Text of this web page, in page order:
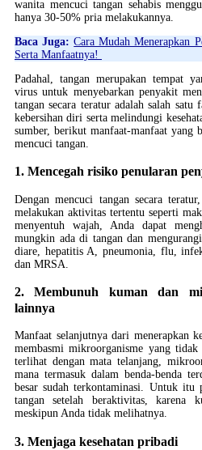
wanita mencuci tangan sehabis
hanya 30-50% pria melakukannya.
Baca Juga: Cara Mudah Menerapkan
Serta Manfaatnya!
Padahal, tangan merupakan tempat
virus untuk menyebarkan penyakit
tangan secara teratur adalah salah
kebersihan diri serta melindungi
sumber, berikut manfaat-manfaat yang
mencuci tangan.
1. Mencegah risiko penularan
Dengan mencuci tangan secara
melakukan aktivitas tertentu seperti
menyentuh wajah, Anda dapat
mungkin ada di tangan dan
diare, hepatitis A, pneumonia, flu,
dan MRSA.
2. Membunuh kuman dan
lainnya
Manfaat selanjutnya dari menerapkan
membasmi mikroorganisme yang
terlihat dengan mata telanjang,
mana termasuk dalam benda-benda
besar sudah terkontaminasi. Untuk
tangan setelah beraktivitas, karena
meskipun Anda tidak melihatnya.
3. Menjaga kesehatan pribadi